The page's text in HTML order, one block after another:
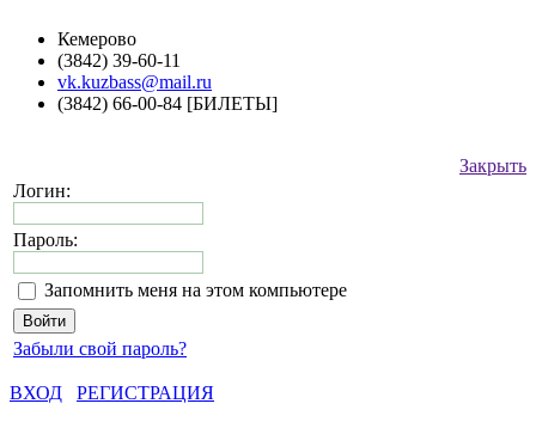
Кемерово
(3842) 39-60-11
vk.kuzbass@mail.ru
(3842) 66-00-84 [БИЛЕТЫ]
Закрыть
Логин:
Пароль:
Запомнить меня на этом компьютере
Забыли свой пароль?
ВХОД
РЕГИСТРАЦИЯ